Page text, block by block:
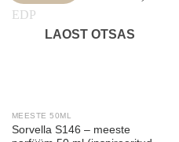
LAOST OTSAS
MEESTE 50ML
Sorvella S146 – meeste